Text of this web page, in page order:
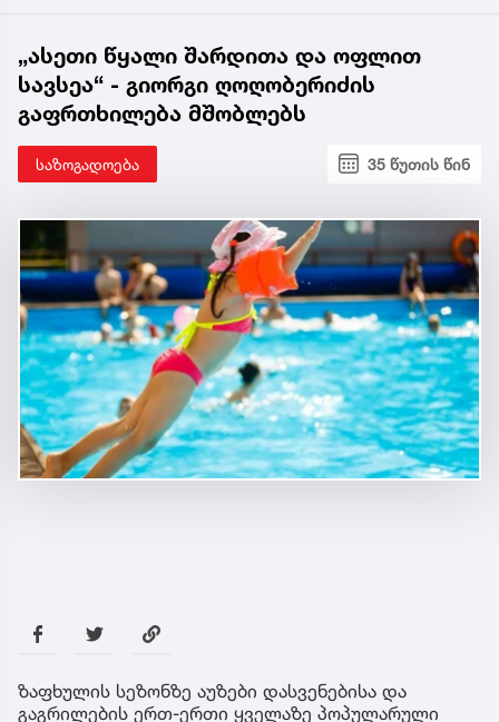
„ასეთი წყალი შარდითა და ოფლით
სავსეა“ - გიორგი ღოღობერიძის
გაფრთხილება მშობლებს
საზოგადოება 35 წუთის წინ
ზაფხულის სეზონზე აუზები დასვენებისა და
გაგრილების ერთ-ერთი ყველაზე პოპულარული